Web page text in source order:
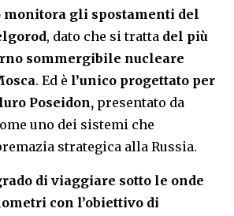
monitora gli spostamenti del
, dato che si tratta del più
sommergibile nucleare
. Ed è l’unico progettato per
Poseidon, presentato da
uno dei sistemi che
strategica alla Russia.
di viaggiare sotto le onde
con l’obiettivo di